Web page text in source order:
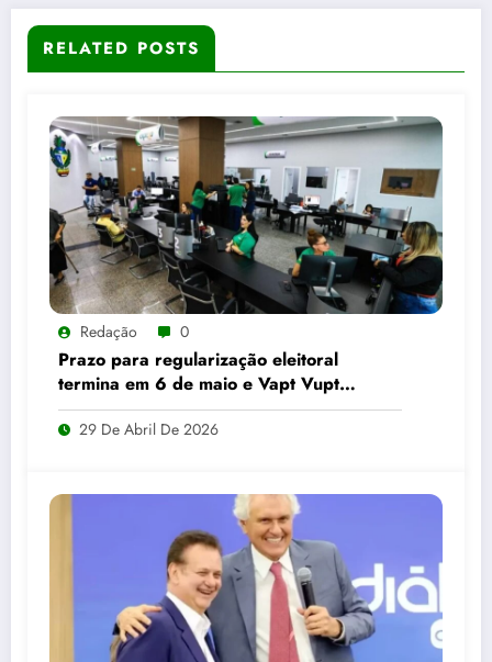
RELATED POSTS
Redação 0
Prazo para regularização eleitoral
termina em 6 de maio e Vapt Vupt
reforça alerta em Goiás
29 De Abril De 2026